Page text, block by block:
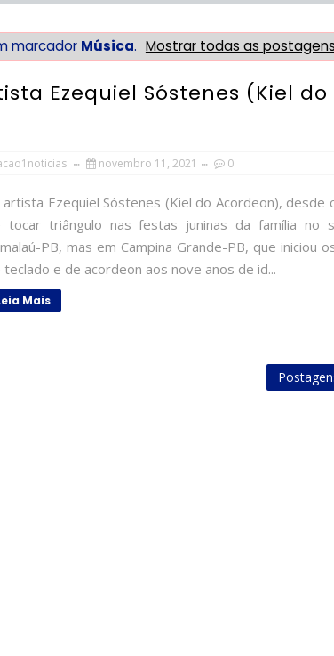
marcador Música. Mostrar todas as postagens
Ezequiel Sóstenes (Kiel do
novembro 11, 2021 0
artista Ezequiel Sóstenes (Kiel do Acordeon), desde
tocar triângulo nas festas juninas da família no
PB, mas em Campina Grande-PB, que iniciou
teclado e de acordeon aos nove anos de id...
Mais